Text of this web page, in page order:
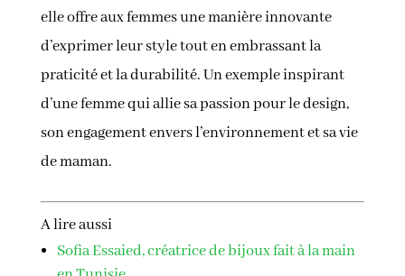
elle offre aux femmes une manière innovante
d’exprimer leur style tout en embrassant la
praticité et la durabilité. Un exemple inspirant
d’une femme qui allie sa passion pour le design,
son engagement envers l’environnement et sa vie
de maman.
A lire aussi
Sofia Essaied, créatrice de bijoux fait à la main